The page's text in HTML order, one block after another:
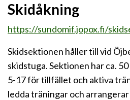
Skidåkning
https://sundomif.jopox.fi/
Skidsektionen håller till vid
skidstuga. Sektionen har ca.
5-17 för tillfället och aktiva
ledda träningar och